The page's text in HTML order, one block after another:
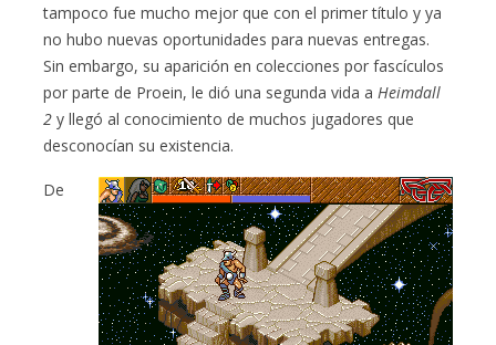
tampoco fue mucho mejor que con el primer título y ya
no hubo nuevas oportunidades para nuevas entregas.
Sin embargo, su aparición en colecciones por fascículos
por parte de Proein, le dió una segunda vida a Heimdall
2 y llegó al conocimiento de muchos jugadores que
desconocían su existencia.
De